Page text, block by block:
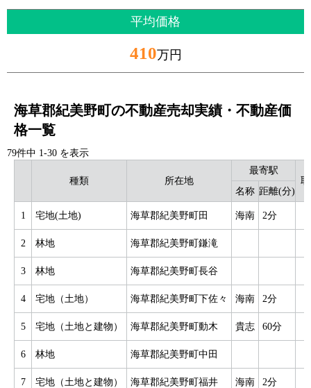
平均価格
410万円
海草郡紀美野町の不動産売却実績・不動産価
格一覧
79件中 1-30 を表示
種類 所在地
最寄駅
名称 距離(分)
1 宅地(土地) 海草郡紀美野町田 海南 2分
2 林地 海草郡紀美野町鎌滝
3 林地 海草郡紀美野町長谷
4 宅地（土地） 海草郡紀美野町下佐々 海南 2分
5 宅地（土地と建物） 海草郡紀美野町動木 貴志 60分
6 林地 海草郡紀美野町中田
7 宅地（土地と建物） 海草郡紀美野町福井 海南 2分